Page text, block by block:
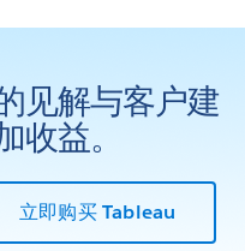
见解与客户建
收益。
立即购买 Tableau